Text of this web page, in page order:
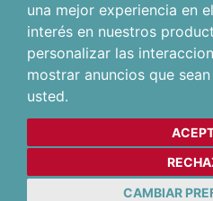
una mejor experiencia en
interés en nuestros
personalizar las
mostrar anuncios que
usted.
CAMBIAR